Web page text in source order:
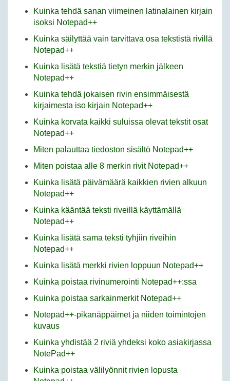
Kuinka tehdä sanan viimeinen latinalainen kirjain
isoksi Notepad++
Kuinka säilyttää vain tarvittava osa tekstistä rivillä
Notepad++
Kuinka lisätä tekstiä tietyn merkin jälkeen
Notepad++
Kuinka tehdä jokaisen rivin ensimmäisestä
kirjaimesta iso kirjain Notepad++
Kuinka korvata kaikki suluissa olevat tekstit osat
Notepad++
Miten palauttaa tiedoston sisältö Notepad++
Miten poistaa alle 8 merkin rivit Notepad++
Kuinka lisätä päivämäärä kaikkien rivien alkuun
Notepad++
Kuinka kääntää teksti riveillä käyttämällä
Notepad++
Kuinka lisätä sama teksti tyhjiin riveihin
Notepad++
Kuinka lisätä merkki rivien loppuun Notepad++
Kuinka poistaa rivinumerointi Notepad++:ssa
Kuinka poistaa sarkainmerkit Notepad++
Notepad++-pikanäppäimet ja niiden toimintojen
kuvaus
Kuinka yhdistää 2 riviä yhdeksi koko asiakirjassa
NotePad++
Kuinka poistaa välilyönnit rivien lopusta